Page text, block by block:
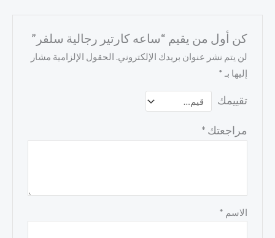
كن أول من يقيم “ساعه كارتير رجالية سلفر”
لن يتم نشر عنوان بريدك الإلكتروني. الحقول الإلزامية مشار
إليها بـ *
تقييمك
مراجعتك *
الاسم *